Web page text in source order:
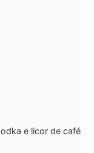
e licor de café